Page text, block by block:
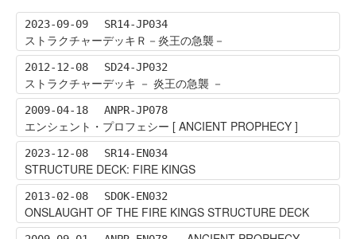
2023-09-09 SR14-JP034
ストラクチャーデッキＲ－炎王の急襲－
2012-12-08 SD24-JP032
ストラクチャーデッキ － 炎王の急襲 －
2009-04-18 ANPR-JP078
エンシェント・プロフェシー [ ANCIENT PROPHECY ]
2023-12-08 SR14-EN034
STRUCTURE DECK: FIRE KINGS
2013-02-08 SDOK-EN032
ONSLAUGHT OF THE FIRE KINGS STRUCTURE DECK